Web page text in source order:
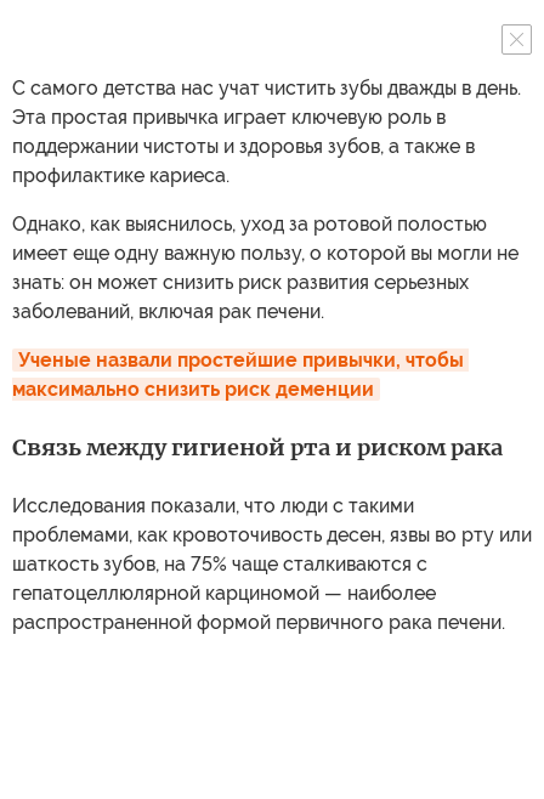
С самого детства нас учат чистить зубы дважды в день.
Эта простая привычка играет ключевую роль в
поддержании чистоты и здоровья зубов, а также в
профилактике кариеса.
Однако, как выяснилось, уход за ротовой полостью
имеет еще одну важную пользу, о которой вы могли не
знать: он может снизить риск развития серьезных
заболеваний, включая рак печени.
Ученые назвали простейшие привычки, чтобы
максимально снизить риск деменции
Связь между гигиеной рта и риском рака
Исследования показали, что люди с такими
проблемами, как кровоточивость десен, язвы во рту или
шаткость зубов, на 75% чаще сталкиваются с
гепатоцеллюлярной карциномой — наиболее
распространенной формой первичного рака печени.